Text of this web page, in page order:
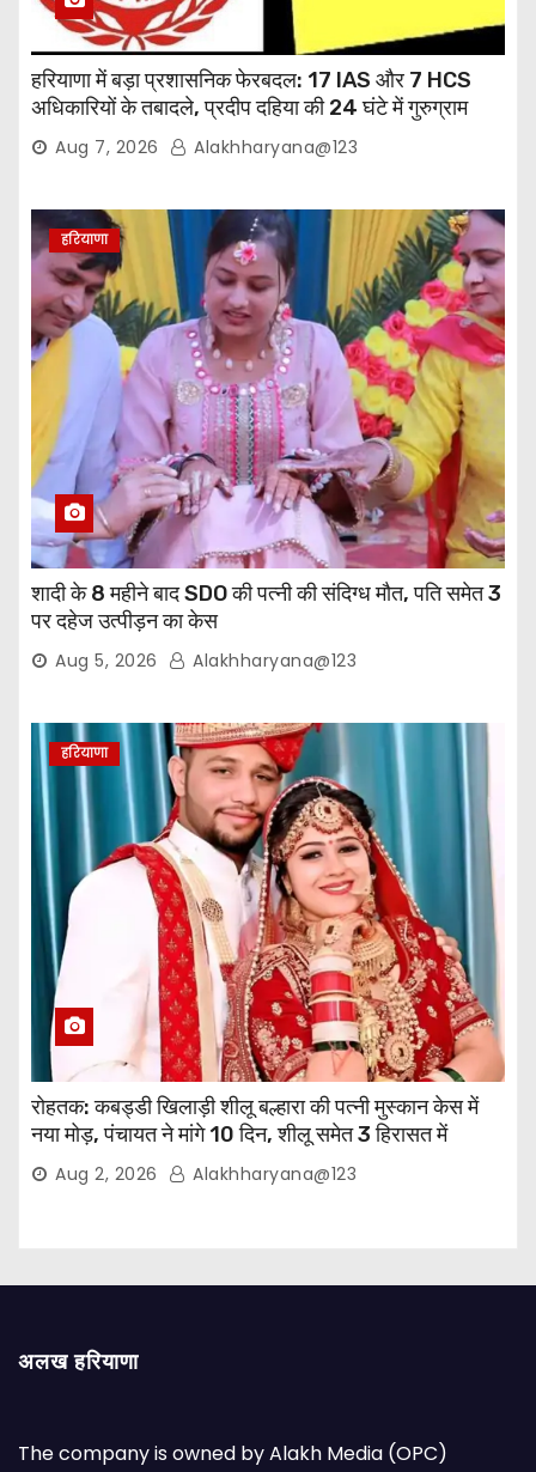
हरियाणा में बड़ा प्रशासनिक फेरबदल: 17 IAS और 7 HCS
अधिकारियों के तबादले, प्रदीप दहिया की 24 घंटे में गुरुग्राम
वापसीAug 7, 2026 Alakhharyana@123
हरियाणा
शादी के 8 महीने बाद SDO की पत्नी की संदिग्ध मौत, पति समेत 3
पर दहेज उत्पीड़न का केस
Aug 5, 2026 Alakhharyana@123
हरियाणा
रोहतक: कबड्डी खिलाड़ी शीलू बल्हारा की पत्नी मुस्कान केस में
नया मोड़, पंचायत ने मांगे 10 दिन, शीलू समेत 3 हिरासत में
Aug 2, 2026 Alakhharyana@123
अलख हरियाणा
The company is owned by Alakh Media (OPC)